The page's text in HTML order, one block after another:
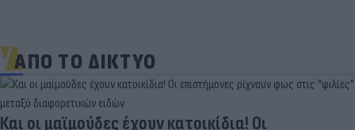
ΑΠΟ ΤΟ ΔΙΚΤΥΟ
Και οι μαϊμούδες έχουν κατοικίδια! Οι